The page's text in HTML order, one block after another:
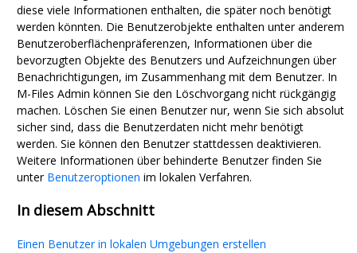
diese viele Informationen enthalten, die später noch benötigt
werden könnten. Die Benutzerobjekte enthalten unter anderem
Benutzeroberflächenpräferenzen, Informationen über die
bevorzugten Objekte des Benutzers und Aufzeichnungen über
Benachrichtigungen, im Zusammenhang mit dem Benutzer. In
M-Files Admin können Sie den Löschvorgang nicht rückgängig
machen. Löschen Sie einen Benutzer nur, wenn Sie sich absolut
sicher sind, dass die Benutzerdaten nicht mehr benötigt
werden. Sie können den Benutzer stattdessen deaktivieren.
Weitere Informationen über behinderte Benutzer finden Sie
unter Benutzeroptionen im lokalen Verfahren.
In diesem Abschnitt
Einen Benutzer in lokalen Umgebungen erstellen